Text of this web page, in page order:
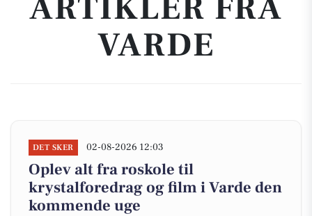
VARDE
DET SKER 02-08-2026 12:03
Oplev alt fra roskole til
krystalforedrag og film i Varde den
kommende uge